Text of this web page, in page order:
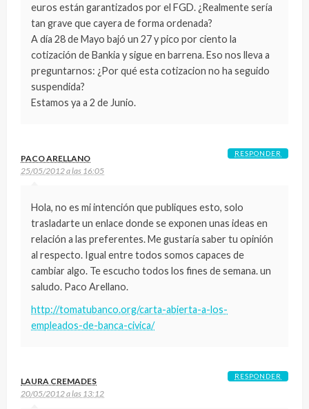
euros están garantizados por el FGD. ¿Realmente sería
tan grave que cayera de forma ordenada?
A día 28 de Mayo bajó un 27 y pico por ciento la
cotización de Bankia y sigue en barrena. Eso nos lleva a
preguntarnos: ¿Por qué esta cotizacion no ha seguido
suspendida?
Estamos ya a 2 de Junio.
PACO ARELLANO
25/05/2012 a las 16:05
Hola, no es mi intención que publiques esto, solo
trasladarte un enlace donde se exponen unas ideas en
relación a las preferentes. Me gustaría saber tu opinión
al respecto. Igual entre todos somos capaces de
cambiar algo. Te escucho todos los fines de semana. un
saludo. Paco Arellano.
http://tomatubanco.org/carta-abierta-a-los-
empleados-de-banca-civica/
RESPONDER
LAURA CREMADES
20/05/2012 a las 13:12
RESPONDER